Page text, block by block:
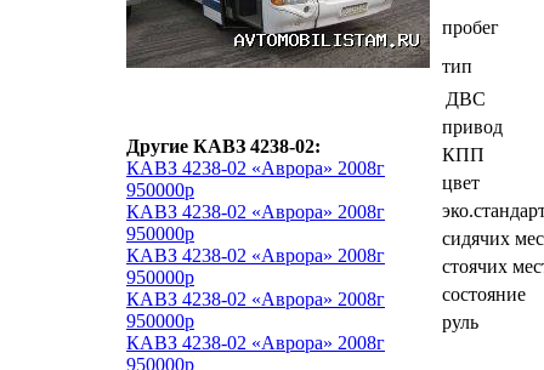
Другие КАВЗ 4238-02:
КАВЗ 4238-02 «Аврора» 2008г
950000р
КАВЗ 4238-02 «Аврора» 2008г
950000р
КАВЗ 4238-02 «Аврора» 2008г
950000р
КАВЗ 4238-02 «Аврора» 2008г
950000р
КАВЗ 4238-02 «Аврора» 2008г
950000р
пробег
тип
ДВС
привод
КПП
цвет
сидячих
стоячих
состояние
руль